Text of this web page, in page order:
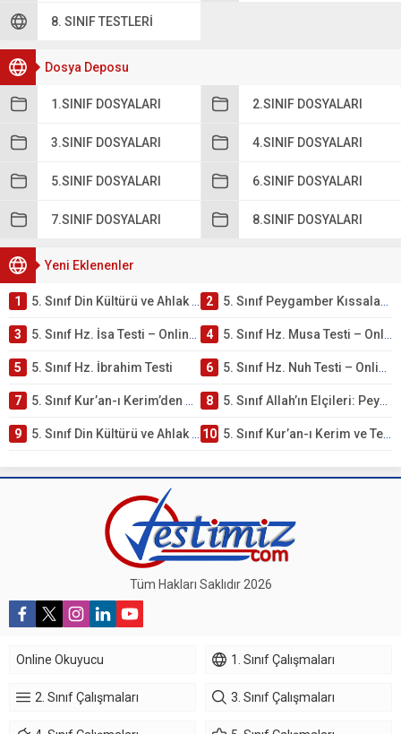
8. SINIF TESTLERI
Dosya Deposu
1.SINIF DOSYALARI 2.SINIF DOSYALARI
3.SINIF DOSYALARI 4.SINIF DOSYALARI
5.SINIF DOSYALARI 6.SINIF DOSYALARI
7.SINIF DOSYALARI 8.SINIF DOSYALARI
Yeni Eklenenler
1 5. Sınıf Din Kültürü ve Ahlak Bilgisi 4. Ünite: Peygamber Kıssaları Çalışmaları 2 5. Sınıf Peygamber Kıssaları Ünite Testi – Online Çöz
3 5. Sınıf Hz. İsa Testi – Online Çöz 4 5. Sınıf Hz. Musa Testi – Online Çöz
5 5. Sınıf Hz. İbrahim Testi 6 5. Sınıf Hz. Nuh Testi – Online Çöz
7 5. Sınıf Kur’an-ı Kerim’den Öğütler – Peygamber Kıssaları Testi – Online Çöz 8 5. Sınıf Allah’ın Elçileri: Peygamberler Testi – Online Çöz
9 5. Sınıf Din Kültürü ve Ahlak Bilgisi 3. Ünite: Kur’an-ı Kerim Çalışmaları 10 5. Sınıf Kur’an-ı Kerim ve Temel Özellikleri Testi – Online Çöz
Tüm Hakları Saklıdır 2026
Online Okuyucu 1. Sınıf Çalışmaları
2. Sınıf Çalışmaları 3. Sınıf Çalışmaları